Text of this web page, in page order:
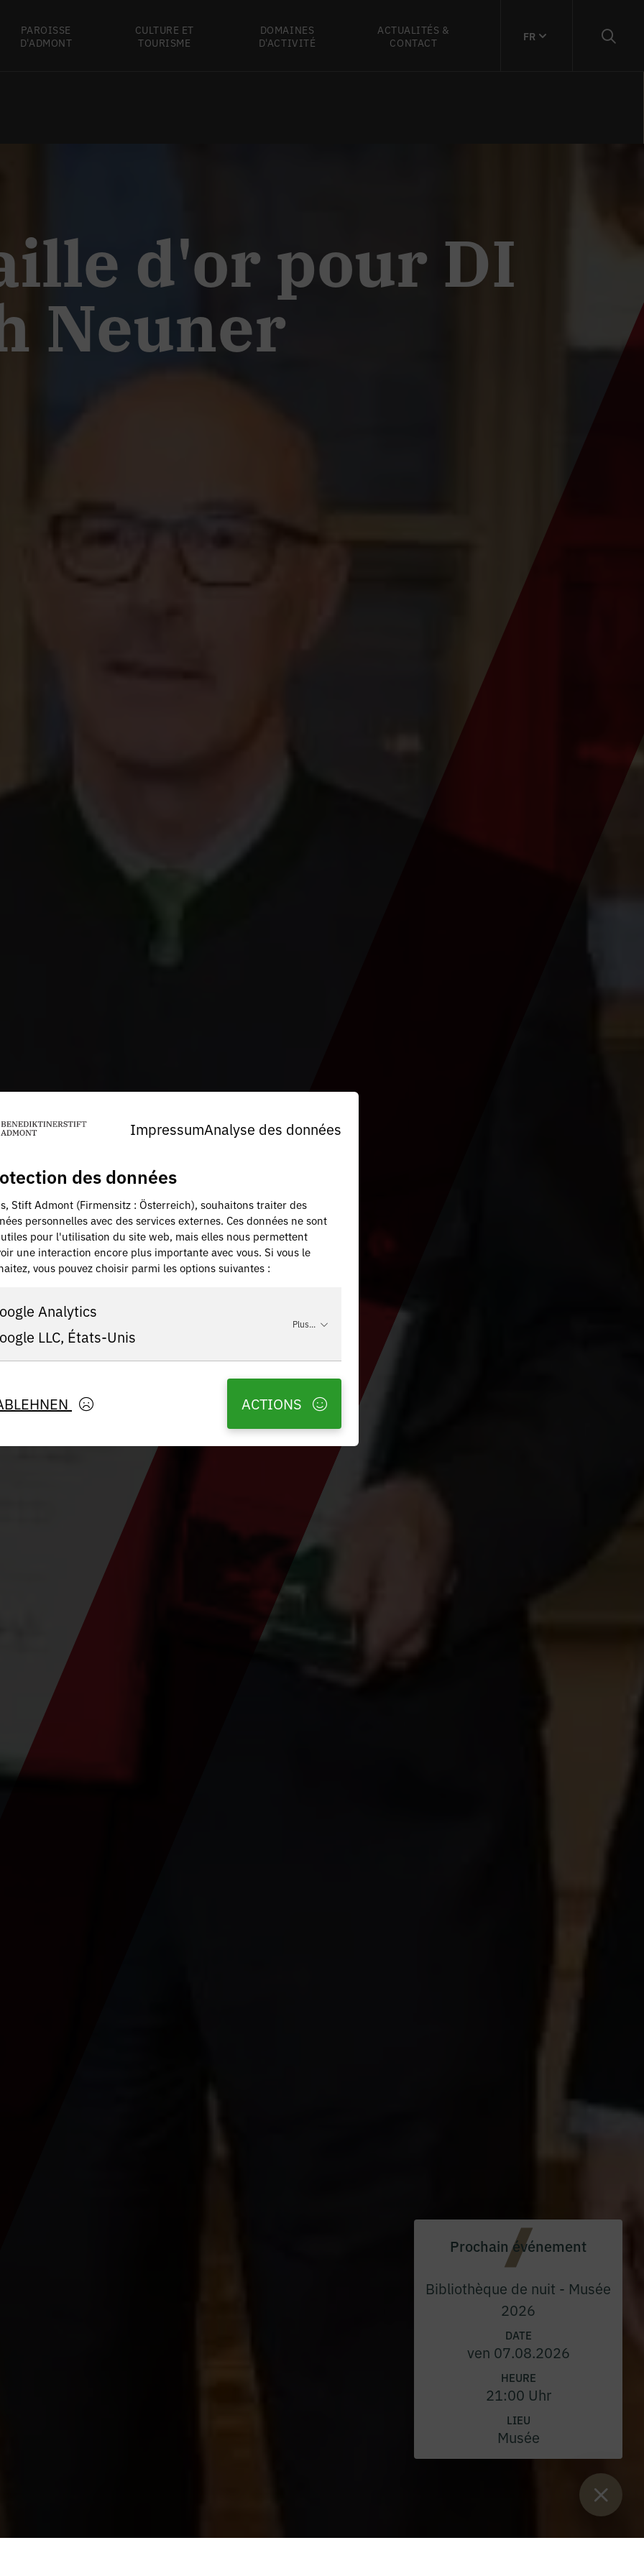
PAROISSE
D'ADMONT
CULTURE ET
TOURISME
DOMAINES
D'ACTIVITÉ
ACTUALITÉS &
CONTACT
FR
d'or pour DI
Neuner
Prochain événement
Bibliothèque de nuit - Musée
2026
DATE
ven 07.08.2026
HEURE
21:00 Uhr
LIEU
Musée
ImpressumAnalyse des données
des données
Stift Admont (Firmensitz : Österreich), souhaitons traiter des
personnelles avec des services externes. Ces données ne sont
pour l'utilisation du site web, mais elles nous permettent
une interaction encore plus importante avec vous. Si vous le
vous pouvez choisir parmi les options suivantes :
Analytics
LLC, États-Unis
Plus...
ACTIONS